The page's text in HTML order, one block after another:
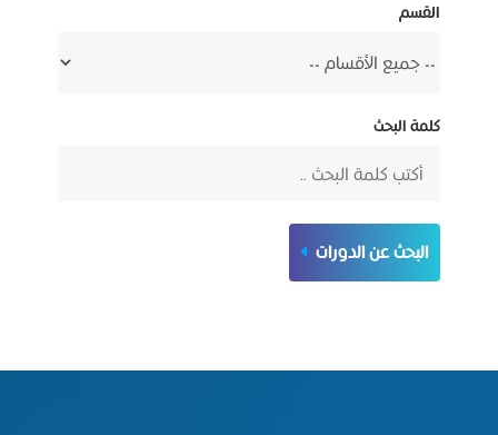
القسم
كلمة البحث
البحث عن الدورات